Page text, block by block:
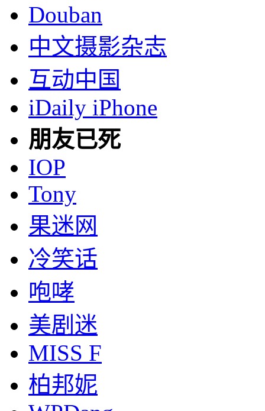
Douban
中文摄影杂志
互动中国
iDaily iPhone
朋友已死
IOP
Tony
果迷网
冷笑话
咆哮
美剧迷
MISS F
柏邦妮